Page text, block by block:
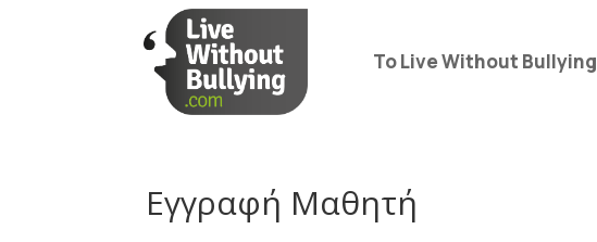
Το Live Without Bullying
Εγγραφή Μαθητή